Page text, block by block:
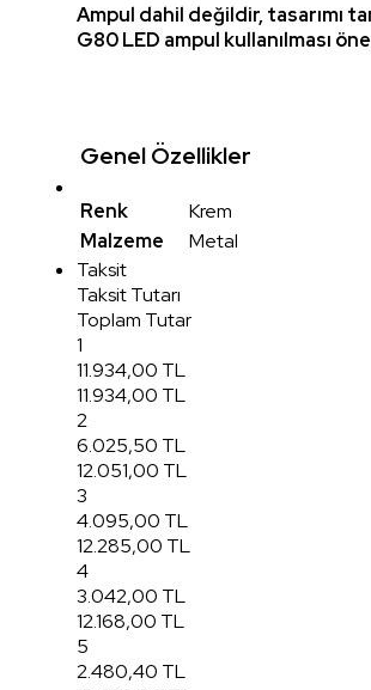
Ampul dahil değildir, tasarımı
G80 LED ampul kullanılması
Genel Özellikler
Renk
Krem
Malzeme
Metal
Taksit
Taksit Tutarı
Toplam Tutar
1
11.934,00 TL
11.934,00 TL
2
6.025,50 TL
12.051,00 TL
3
4.095,00 TL
12.285,00 TL
4
3.042,00 TL
12.168,00 TL
5
2.480,40 TL